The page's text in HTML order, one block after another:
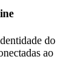
do
ao